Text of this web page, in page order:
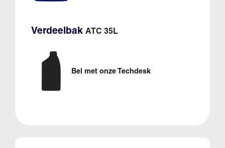
Verdeelbak ATC 35L
Bel met onze Techdesk